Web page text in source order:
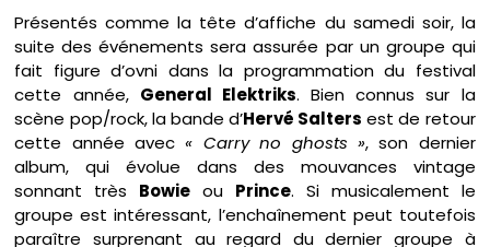
Présentés comme la tête d’affiche du samedi soir, la
suite des événements sera assurée par un groupe qui
fait figure d’ovni dans la programmation du festival
cette année, General Elektriks. Bien connus sur la
scène pop/rock, la bande d’Hervé Salters est de retour
cette année avec« Carry no ghosts », son dernier
album, qui évolue dans des mouvances vintage
sonnant très Bowie ou Prince. Si musicalement le
groupe est intéressant, l’enchaînement peut toutefois
paraître surprenant au regard du dernier groupe à